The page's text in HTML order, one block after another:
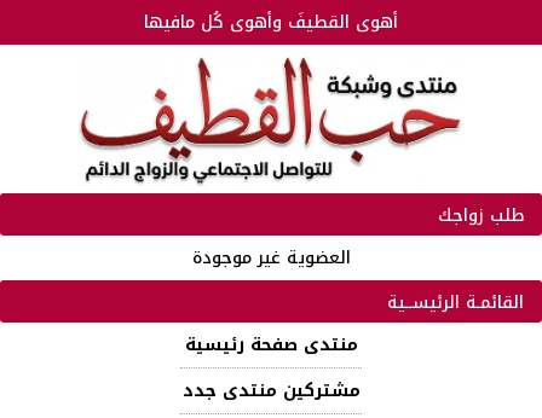
أهوى القطيفَ وأهوى كُل مافيها
طلب زواجك
العضوية غير موجودة
القائمـة الرئيســية
منتدى صفحة رئيسية
مشتركين منتدى جدد